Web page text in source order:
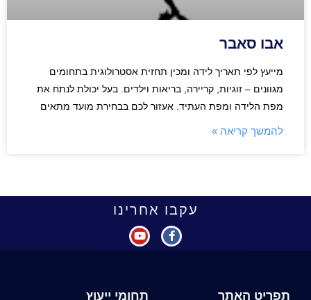
אבו סאבר
מייעץ לפי תאריך לידה ומכין תחזית אסטרולוגית בתחומים
מגוונים – זוגיות, קריירה, בריאות וילדים. בעל יכולת לנתח את
מפת הלידה ומפת העתיד. אעזור לכם בבחירת מועד מתאים
להמשך קריאה »
עקבו אחרינו
תפריט האתר תחומי ייעוץ